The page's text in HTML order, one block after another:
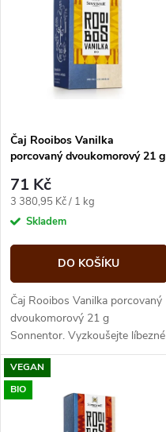
p
r
o
d
u
k
t
Abecedně
s
p
r
o
d
u
k
t
Čaj Rooibos Vanilka
porcovaný dvoukomorový 21 g
71 Kč
Měrná
cena:
3 380,95 Kč / 1 kg
Skladem
DO KOŠÍKU
Čaj Rooibos Vanilka porcovaný
dvoukomorový 21 g
Sonnentor. Vyzkoušejte líbezné
spojení nasládlého rooibosu a
smyslné vanilky. Tuto skvělou...
VEGAN
BIO